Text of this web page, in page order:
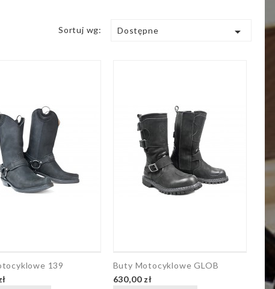
Sortuj wg: Dostępne 
139
Buty Motocyklowe GLOB
630,00 zł